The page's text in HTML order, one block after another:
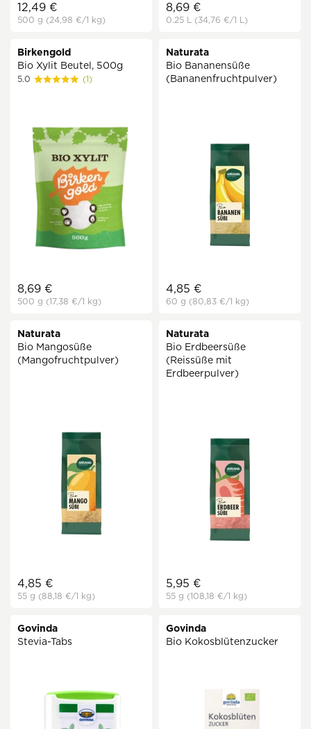
12,49 €
500 g (24,98 €/1 kg)
8,69 €
0.25 L (34,76 €/1 L)
Birkengold
Bio Xylit Beutel, 500g
5.0 (1)
8,69 €
500 g (17,38 €/1 kg)
Naturata
Bio Bananensüße
(Bananenfruchtpulver)
4,85 €
60 g (80,83 €/1 kg)
Naturata
Bio Mangosüße
(Mangofruchtpulver)
4,85 €
55 g (88,18 €/1 kg)
Naturata
Bio Erdbeersüße
(Reissüße mit
Erdbeerpulver)
5,95 €
55 g (108,18 €/1 kg)
Govinda
Stevia-Tabs
Govinda
Bio Kokosblütenzucker